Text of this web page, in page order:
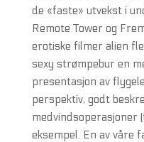
de «faste» utvekst i
Remote Tower og
erotiske filmer alien
sexy strømpebur en
presentasjon av
perspektiv, godt
medvindsoperasjoner
eksempel. En av våre